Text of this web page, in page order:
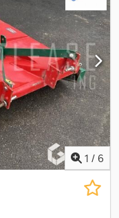
1 / 6